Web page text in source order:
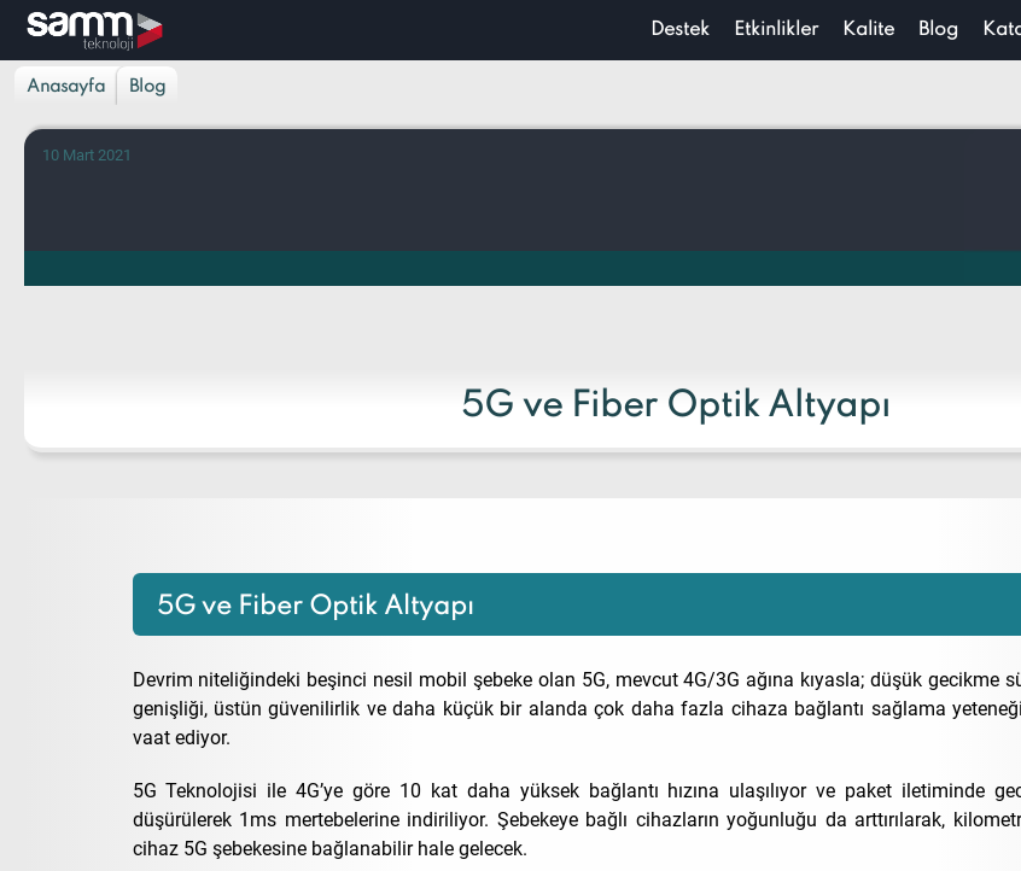
Destek Etkinlikler Kalite Blog
Anasayfa Blog
10 Mart 2021
5G ve Fiber Optik Altyapı
5G ve Fiber Optik Altyapı
Devrim niteliğindeki beşinci nesil mobil şebeke olan 5G, mevcut 4G/3G ağına kıyasla; düşük gecikme
genişliği, üstün güvenilirlik ve daha küçük bir alanda çok daha fazla cihaza bağlantı sağlama
vaat ediyor.
5G Teknolojisi ile 4G’ye göre 10 kat daha yüksek bağlantı hızına ulaşılıyor ve paket iletiminde
düşürülerek 1ms mertebelerine indiriliyor. Şebekeye bağlı cihazların yoğunluğu da arttırılarak,
cihaz 5G şebekesine bağlanabilir hale gelecek.